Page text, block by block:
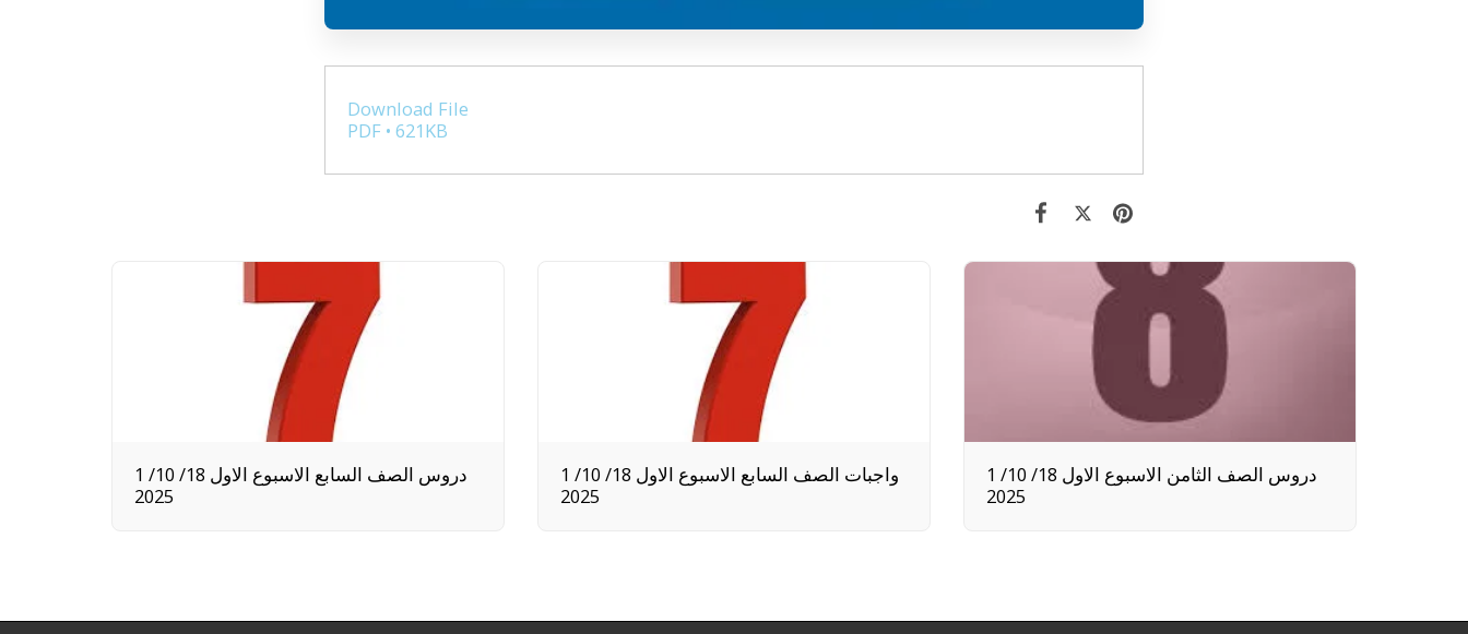
Download File
PDF • 621KB
1 دروس الصف السابع الاسبوع الاول 18/ 10/
2025
1 واجبات الصف السابع الاسبوع الاول 18/ 10/
2025
1 دروس الصف الثامن الاسبوع الاول 18/ 10/
2025